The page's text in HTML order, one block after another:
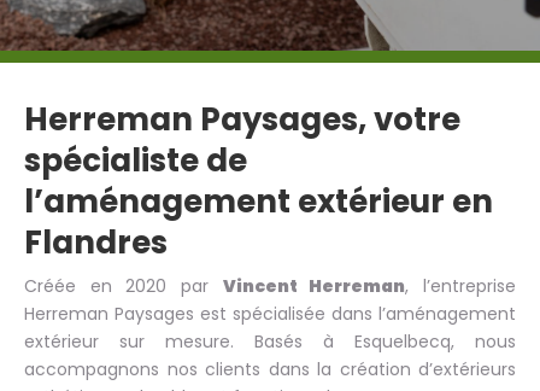
Herreman Paysages, votre
spécialiste de
l’aménagement extérieur en
Flandres
Créée en 2020 par Vincent Herreman, l’entreprise
Herreman Paysages est spécialisée dans l’aménagement
extérieur sur mesure. Basés à Esquelbecq, nous
accompagnons nos clients dans la création d’extérieurs